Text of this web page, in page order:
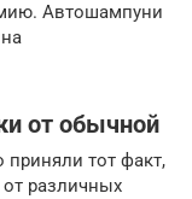
Автошампуни
от обычной
тот факт,
различных